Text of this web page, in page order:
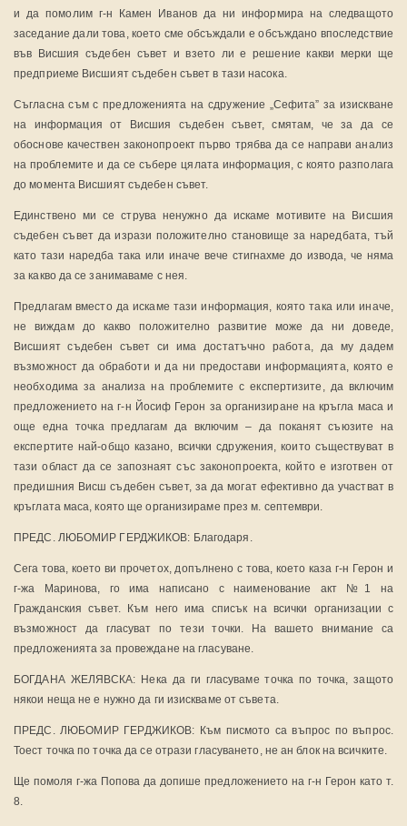
и да помолим г-н Камен Иванов да ни информира на следващото
заседание дали това, което сме обсъждали е обсъждано впоследствие
във Висшия съдебен съвет и взето ли е решение какви мерки ще
предприеме Висшият съдебен съвет в тази насока.
Съгласна съм с предложенията на сдружение „Сефита” за изискване
на информация от Висшия съдебен съвет, смятам, че за да се
обоснове качествен законопроект първо трябва да се направи анализ
на проблемите и да се събере цялата информация, с която разполага
до момента Висшият съдебен съвет.
Единствено ми се струва ненужно да искаме мотивите на Висшия
съдебен съвет да изрази положително становище за наредбата, тъй
като тази наредба така или иначе вече стигнахме до извода, че няма
за какво да се занимаваме с нея.
Предлагам вместо да искаме тази информация, която така или иначе,
не виждам до какво положително развитие може да ни доведе,
Висшият съдебен съвет си има достатъчно работа, да му дадем
възможност да обработи и да ни предостави информацията, която е
необходима за анализа на проблемите с експертизите, да включим
предложението на г-н Йосиф Герон за организиране на кръгла маса и
още една точка предлагам да включим – да поканят съюзите на
експертите най-общо казано, всички сдружения, които съществуват в
тази област да се запознаят със законопроекта, който е изготвен от
предишния Висш съдебен съвет, за да могат ефективно да участват в
кръглата маса, която ще организираме през м. септември.
ПРЕДС. ЛЮБОМИР ГЕРДЖИКОВ: Благодаря.
Сега това, което ви прочетох, допълнено с това, което каза г-н Герон и
г-жа Маринова, го има написано с наименование акт №1 на
Гражданския съвет. Към него има списък на всички организации с
възможност да гласуват по тези точки. На вашето внимание са
предложенията за провеждане на гласуване.
БОГДАНА ЖЕЛЯВСКА: Нека да ги гласуваме точка по точка, защото
някои неща не е нужно да ги изискваме от съвета.
ПРЕДС. ЛЮБОМИР ГЕРДЖИКОВ: Към писмото са въпрос по въпрос.
Тоест точка по точка да се отрази гласуването, не ан блок на всичките.
Ще помоля г-жа Попова да допише предложението на г-н Герон като т.
8.